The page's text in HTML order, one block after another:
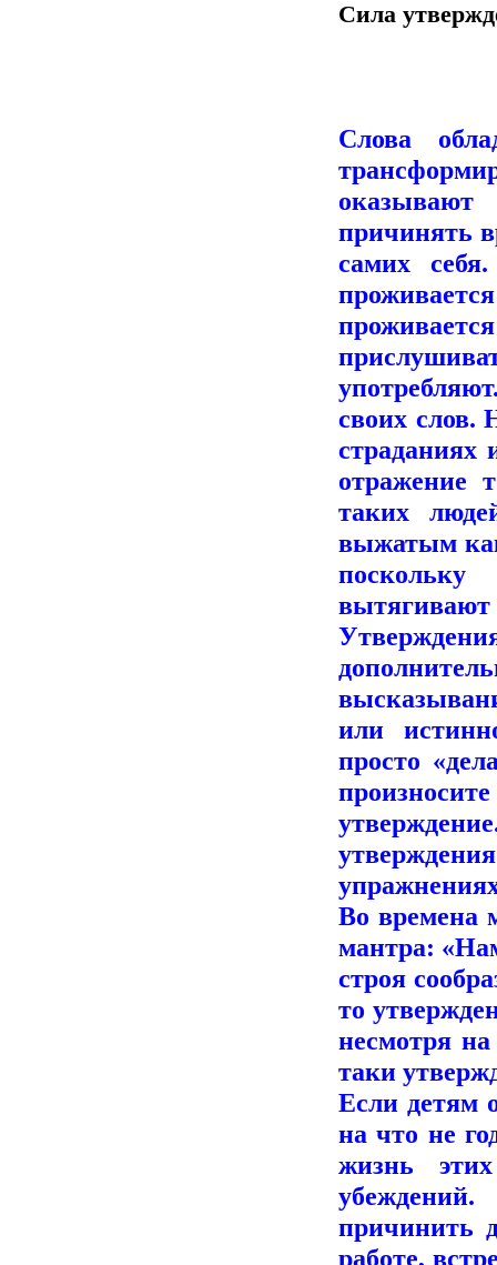
Сила
Слова
оказывают
причинять
самих
своих слов.
страданиях
отражение
таких
выжатым
вытягивают
или
просто
Во времена
мантра:
строя
то
несмотря
таки
Если детям
на что не
жизнь
причинить
работе,